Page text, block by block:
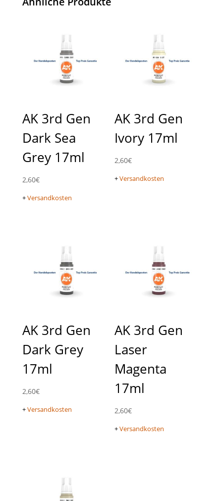
AK 3rd Gen
Dark Sea
Grey 17ml
2,60€
+Versandkosten
AK 3rd Gen
Ivory 17ml
2,60€
+Versandkosten
AK 3rd Gen
Dark Grey
17ml
2,60€
+Versandkosten
AK 3rd Gen
Laser
Magenta
17ml
2,60€
+Versandkosten